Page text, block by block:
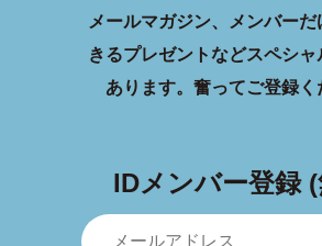
メールマガジン、メンバー
きるプレゼントなどスペシャ
あります。 奮ってご登録く
IDメンバー登録